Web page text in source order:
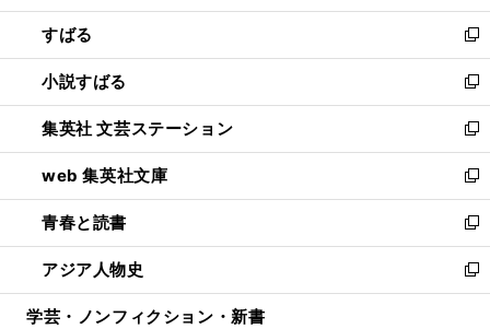
開
く
ウ
で
開
く
ン
ド
ウ
で
開
く
すばる
新
し
い
ウ
ィ
ン
ド
ウ
で
開
く
小説すばる
新
し
い
ウ
ィ
ン
ド
ウ
で
開
集英社 文芸ステーション
新
し
い
ウ
ィ
ン
ド
ウ
web 集英社文庫
新
し
い
ウ
ィ
ン
青春と読書
新
し
い
ウ
アジア人物史
新
し
学芸・ノンフィクション・新書